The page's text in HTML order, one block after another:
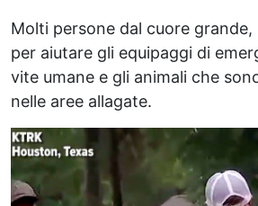
Molti persone dal cuore
per aiutare gli equipaggi di
vite umane e gli animali che
nelle aree allagate.